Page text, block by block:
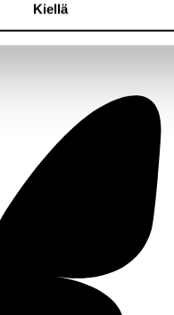
Kiellä